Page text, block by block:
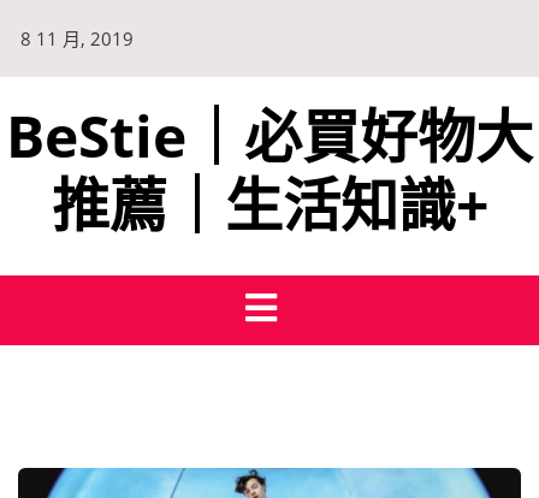
8 11 月, 2019
BeStie｜必買好物大
推薦｜生活知識+